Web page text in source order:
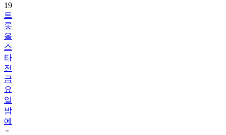
19
트
롯
올
스
타
전
금
요
일
밤
에